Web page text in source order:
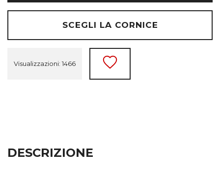
SCEGLI LA CORNICE
Visualizzazioni: 1466
DESCRIZIONE